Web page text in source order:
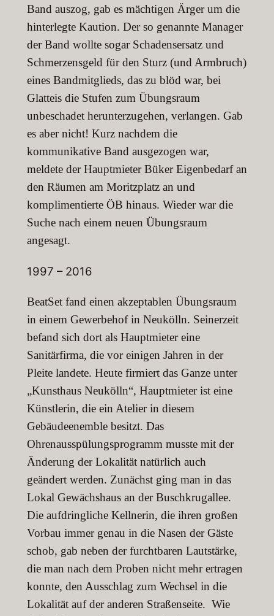
Band auszog, gab es mächtigen Ärger um die
hinterlegte Kaution. Der so genannte Manager
der Band wollte sogar Schadensersatz und
Schmerzensgeld für den Sturz (und Armbruch)
eines Bandmitglieds, das zu blöd war, bei
Glatteis die Stufen zum Übungsraum
unbeschadet herunterzugehen, verlangen. Gab
es aber nicht! Kurz nachdem die
kommunikative Band ausgezogen war,
meldete der Hauptmieter Büker Eigenbedarf an
den Räumen am Moritzplatz an und
komplimentierte ÖB hinaus. Wieder war die
Suche nach einem neuen Übungsraum
angesagt.
1997 – 2016
BeatSet fand einen akzeptablen Übungsraum
in einem Gewerbehof in Neukölln. Seinerzeit
befand sich dort als Hauptmieter eine
Sanitärfirma, die vor einigen Jahren in der
Pleite landete. Heute firmiert das Ganze unter
„Kunsthaus Neukölln“, Hauptmieter ist eine
Künstlerin, die ein Atelier in diesem
Gebäudeenemble besitzt. Das
Ohrenausspülungsprogramm musste mit der
Änderung der Lokalität natürlich auch
geändert werden. Zunächst ging man in das
Lokal Gewächshaus an der Buschkrugallee.
Die aufdringliche Kellnerin, die ihren großen
Vorbau immer genau in die Nasen der Gäste
schob, gab neben der furchtbaren Lautstärke,
die man nach dem Proben nicht mehr ertragen
konnte, den Ausschlag zum Wechsel in die
Lokalität auf der anderen Straßenseite. Wie